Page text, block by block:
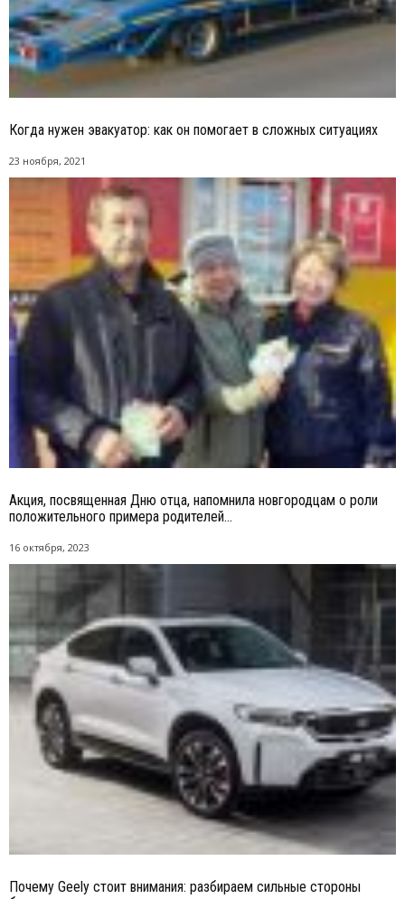
Когда нужен эвакуатор: как он помогает в сложных ситуациях
23 ноября, 2021
Акция, посвященная Дню отца, напомнила новгородцам о роли
положительного примера родителей...
16 октября, 2023
Почему Geely стоит внимания: разбираем сильные стороны